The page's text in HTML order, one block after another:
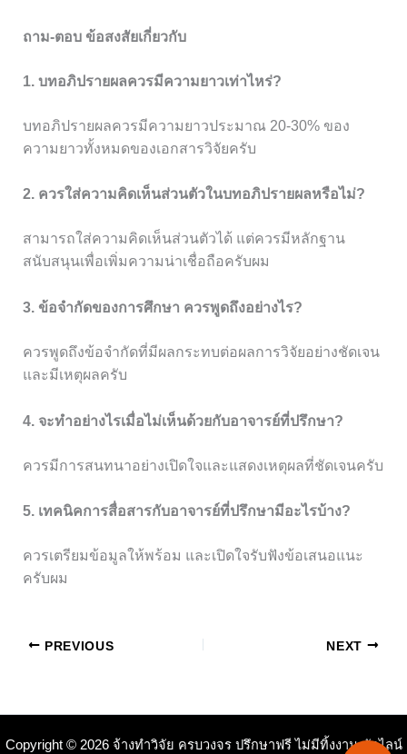
ถาม-ตอบ ข้อสงสัยเกี่ยวกับ
1. บทอภิปรายผลควรมีความยาวเท่าไหร่?
บทอภิปรายผลควรมีความยาวประมาณ 20-30% ของ
ความยาวทั้งหมดของเอกสารวิจัยครับ
2. ควรใส่ความคิดเห็นส่วนตัวในบทอภิปรายผลหรือไม่?
สามารถใส่ความคิดเห็นส่วนตัวได้ แต่ควรมีหลักฐาน
สนับสนุนเพื่อเพิ่มความน่าเชื่อถือครับผม
3. ข้อจำกัดของการศึกษา ควรพูดถึงอย่างไร?
ควรพูดถึงข้อจำกัดที่มีผลกระทบต่อผลการวิจัยอย่างชัดเจน
และมีเหตุผลครับ
4. จะทำอย่างไรเมื่อไม่เห็นด้วยกับอาจารย์ที่ปรึกษา?
ควรมีการสนทนาอย่างเปิดใจและแสดงเหตุผลที่ชัดเจนครับ
5. เทคนิคการสื่อสารกับอาจารย์ที่ปรึกษามีอะไรบ้าง?
ควรเตรียมข้อมูลให้พร้อม และเปิดใจรับฟังข้อเสนอแนะ
ครับผม
PREVIOUS NEXT
Copyright © 2026 จ้างทำวิจัย ครบวงจร ปรึกษาฟรี ไม่มีทิ้งงาน ทักไลน์